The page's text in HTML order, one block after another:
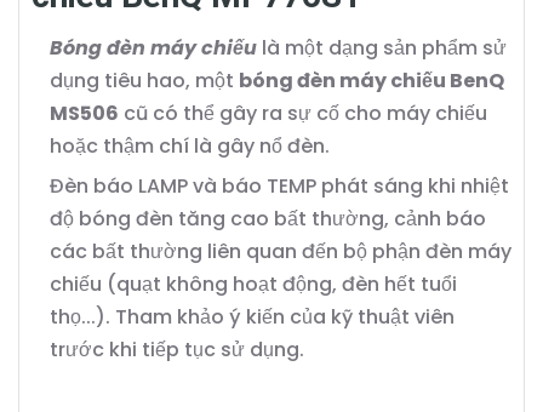
Bóng đèn máy chiếu là một dạng sản phẩm sử
dụng tiêu hao, một bóng đèn máy chiếu BenQ
MS506 cũ có thể gây ra sự cố cho máy chiếu
hoặc thậm chí là gây nổ đèn.
Đèn báo LAMP và báo TEMP phát sáng khi nhiệt
độ bóng đèn tăng cao bất thường, cảnh báo
các bất thường liên quan đến bộ phận đèn máy
chiếu (quạt không hoạt động, đèn hết tuổi
thọ...). Tham khảo ý kiến của kỹ thuật viên
trước khi tiếp tục sử dụng.